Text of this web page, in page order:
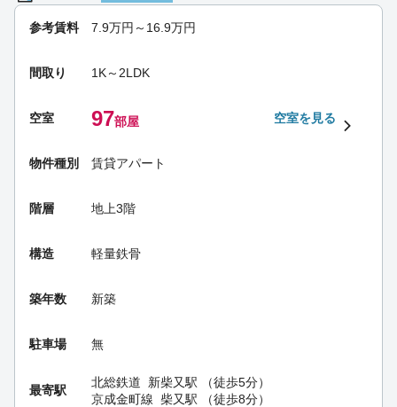
参考賃料 7.9万円～ 16.9万円
間取り 1K～2LDK
空室 97部屋 空室を見る
物件種別 賃貸アパート
階層 地上3階
構造 軽量鉄骨
築年数 新築
駐車場 無
最寄駅
北総鉄道 新柴又駅 （徒歩5分）
京成金町線
柴又駅 （徒歩8分）